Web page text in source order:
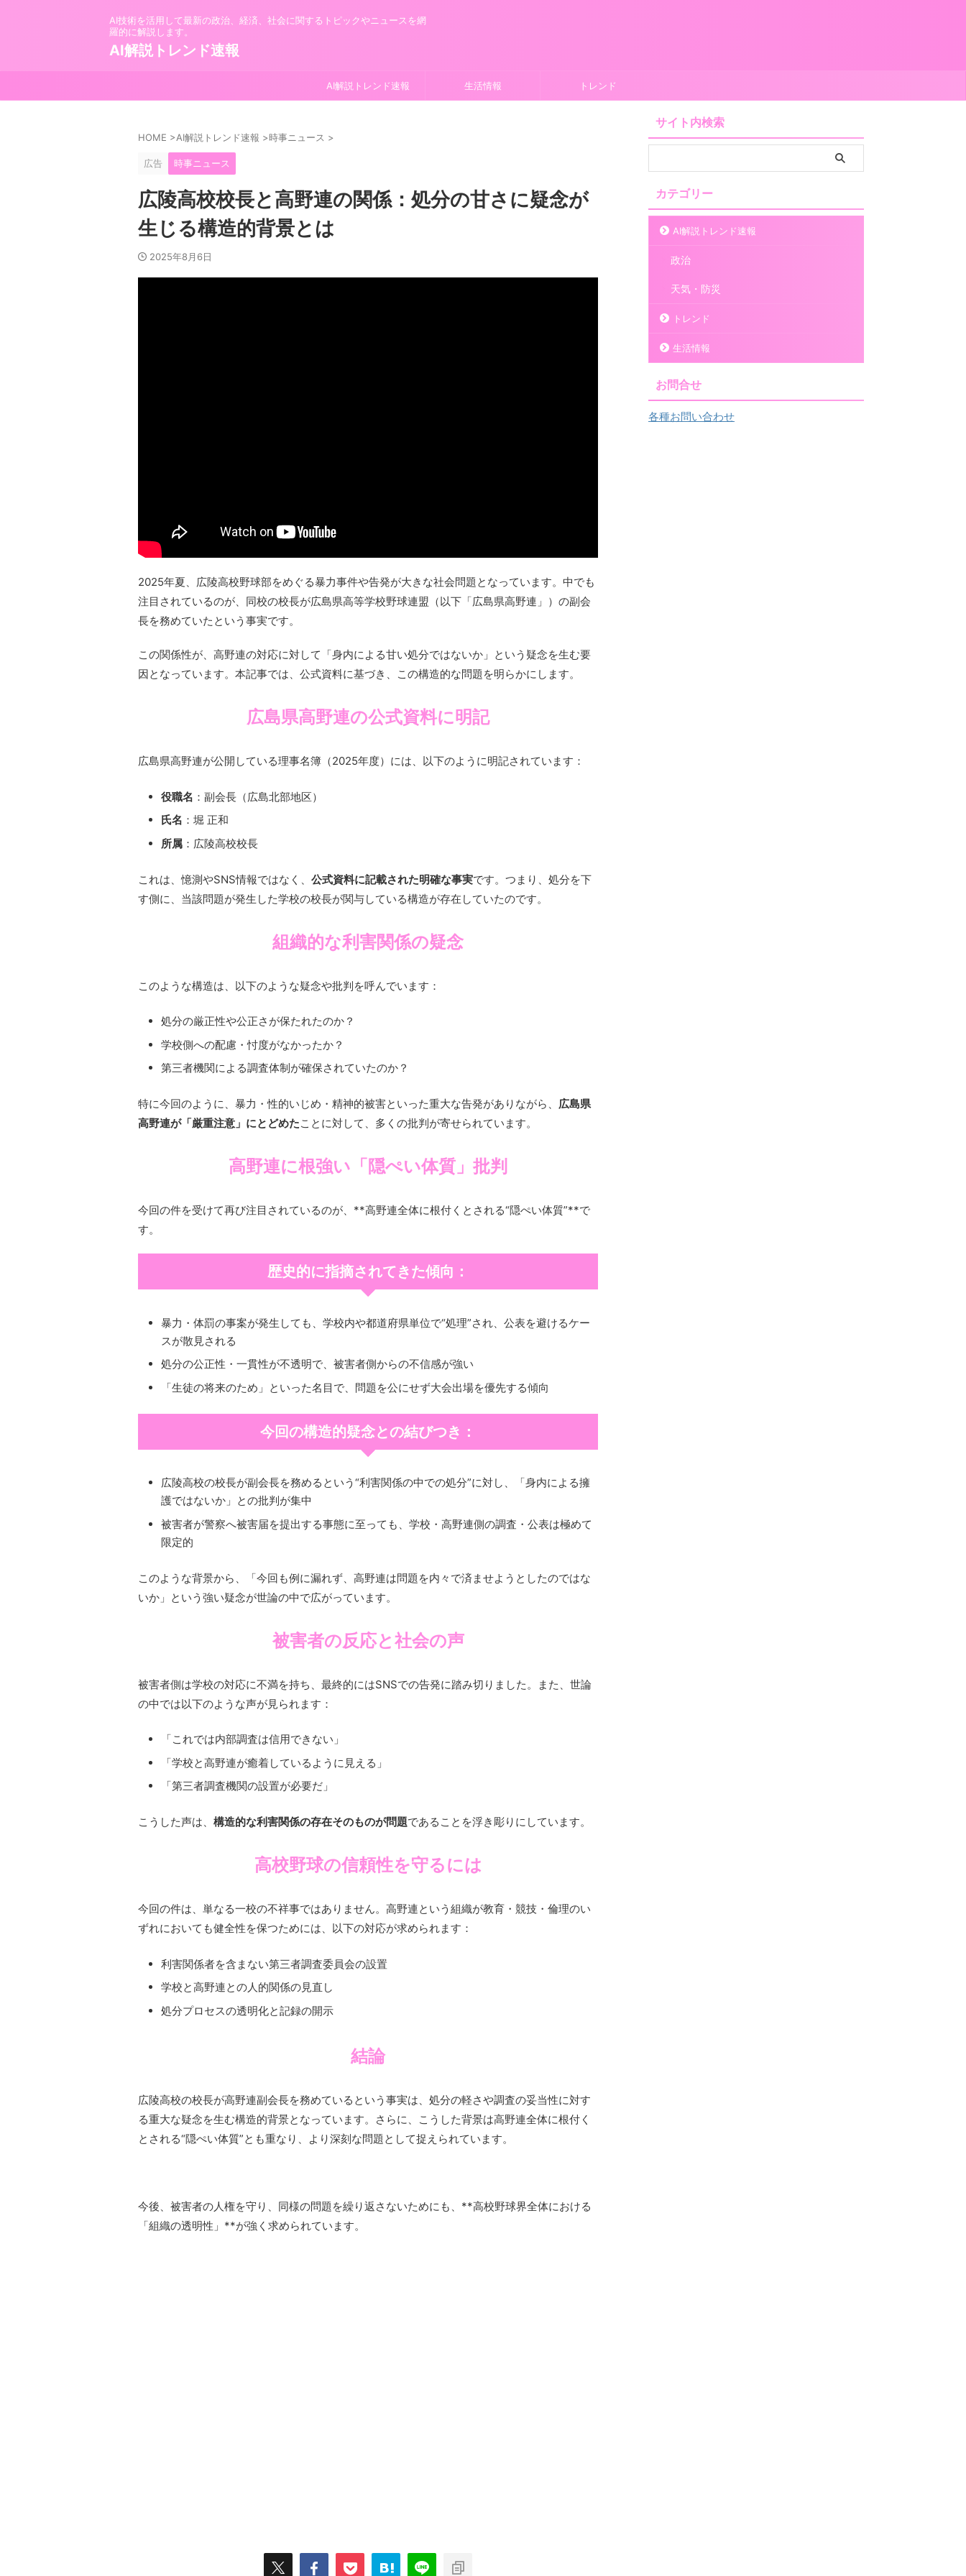
AI技術を活用して最新の政治、経済、社会に関するトピックやニュースを網
羅的に解説します。
AI解説トレンド速報
AI解説トレンド速報 生活情報 トレンド
HOME >AI解説トレンド速報 >時事ニュース >
広告 時事ニュース
広陵高校校長と高野連の関係：処分の甘さに疑念が
生じる構造的背景とは
2025年8月6日
2025年夏、広陵高校野球部をめぐる暴力事件や告発が大きな社会問題となっています。中でも
注目されているのが、同校の校長が広島県高等学校野球連盟（以下「広島県高野連」）の副会
長を務めていたという事実です。
この関係性が、高野連の対応に対して「身内による甘い処分ではないか」という疑念を生む要
因となっています。本記事では、公式資料に基づき、この構造的な問題を明らかにします。
広島県高野連の公式資料に明記
広島県高野連が公開している理事名簿（2025年度）には、以下のように明記されています：
役職名 ：副会長（広島北部地区）
氏名 ：堀 正和
所属 ：広陵高校校長
これは、憶測やSNS情報ではなく、 公式資料に記載された明確な事実です。つまり、処分を下
す側に、当該問題が発生した学校の校長が関与している構造が存在していたのです。
組織的な利害関係の疑念
このような構造は、以下のような疑念や批判を呼んでいます：
処分の厳正性や公正さが保たれたのか？
学校側への配慮・忖度がなかったか？
第三者機関による調査体制が確保されていたのか？
特に今回のように、暴力・性的いじめ・精神的被害といった重大な告発がありながら、 広島県
高野連が「厳重注意」にとどめたことに対して、多くの批判が寄せられています。
高野連に根強い「隠ぺい体質」批判
今回の件を受けて再び注目されているのが、**高野連全体に根付くとされる“隠ぺい体質”**で
す。
歴史的に指摘されてきた傾向：
暴力・体罰の事案が発生しても、学校内や都道府県単位で“処理”され、公表を避けるケー
スが散見される
処分の公正性・一貫性が不透明で、被害者側からの不信感が強い
「生徒の将来のため」といった名目で、問題を公にせず大会出場を優先する傾向
今回の構造的疑念との結びつき：
広陵高校の校長が副会長を務めるという“利害関係の中での処分”に対し、「身内による擁
護ではないか」との批判が集中
被害者が警察へ被害届を提出する事態に至っても、学校・高野連側の調査・公表は極めて
限定的
このような背景から、「今回も例に漏れず、高野連は問題を内々で済ませようとしたのではな
いか」という強い疑念が世論の中で広がっています。
被害者の反応と社会の声
被害者側は学校の対応に不満を持ち、最終的にはSNSでの告発に踏み切りました。また、世論
の中では以下のような声が見られます：
「これでは内部調査は信用できない」
「学校と高野連が癒着しているように見える」
「第三者調査機関の設置が必要だ」
こうした声は、 構造的な利害関係の存在そのものが問題であることを浮き彫りにしています。
高校野球の信頼性を守るには
今回の件は、単なる一校の不祥事ではありません。高野連という組織が教育・競技・倫理のい
ずれにおいても健全性を保つためには、以下の対応が求められます：
利害関係者を含まない第三者調査委員会の設置
学校と高野連との人的関係の見直し
処分プロセスの透明化と記録の開示
結論
広陵高校の校長が高野連副会長を務めているという事実は、処分の軽さや調査の妥当性に対す
る重大な疑念を生む構造的背景となっています。さらに、こうした背景は高野連全体に根付く
とされる“隠ぺい体質”とも重なり、より深刻な問題として捉えられています。
今後、被害者の人権を守り、同様の問題を繰り返さないためにも、**高校野球界全体における
「組織の透明性」**が強く求められています。
サイト内検索
カテゴリー
AI解説トレンド速報
政治
天気・防災
トレンド
生活情報
お問合せ
各種お問い合わせ